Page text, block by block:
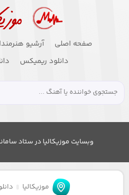
صفحه اصلی آرشیو
دانلود ریمیکس
وبسایت موزیکالیا در ستاد
موزیکالیا